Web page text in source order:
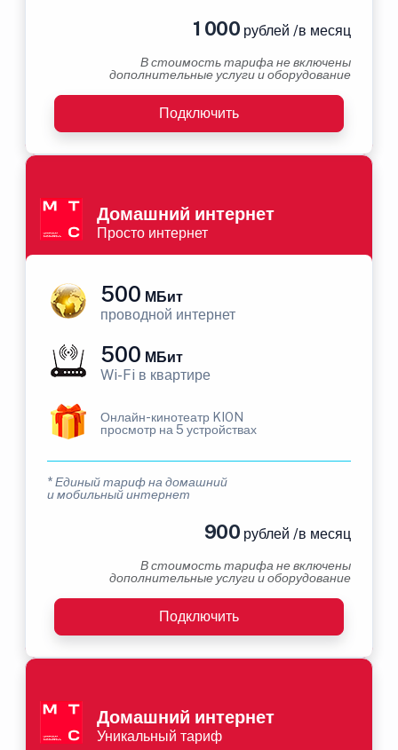
1 000 рублей /в месяц
В стоимость тарифа не включены
дополнительные услуги и оборудование
Подключить
Домашний интернет
Просто интернет
500 МБит
проводной интернет
500 МБит
Wi-Fi в квартире
Онлайн-кинотеатр KION
просмотр на 5 устройствах
* Единый тариф на домашний
и мобильный интернет
900 рублей /в месяц
В стоимость тарифа не включены
дополнительные услуги и оборудование
Подключить
Домашний интернет
Уникальный тариф